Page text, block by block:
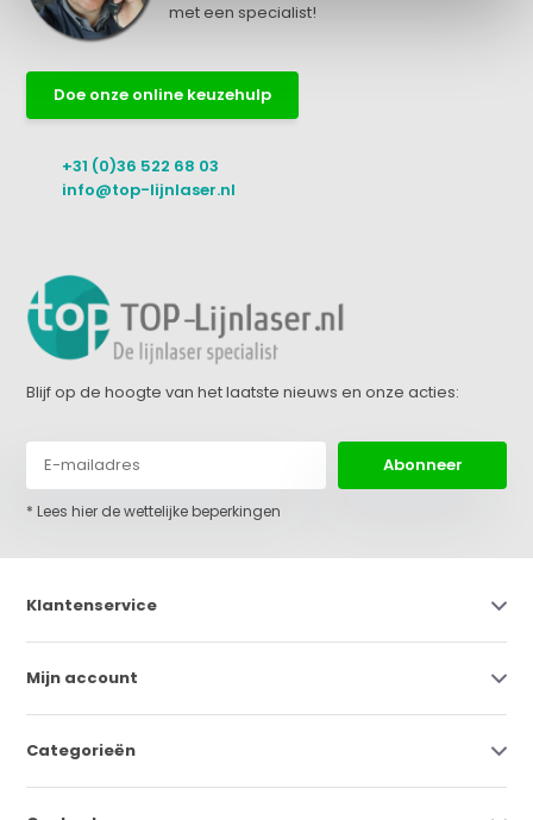
met een specialist!
Doe onze online keuzehulp
+31 (0)36 522 68 03
info@top-lijnlaser.nl
Blijf op de hoogte van het laatste nieuws en onze acties:
Abonneer
* Lees hier de wettelijke beperkingen
Klantenservice
Mijn account
Categorieën